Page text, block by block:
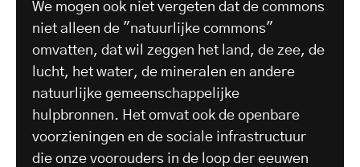
We mogen ook niet vergeten dat de commons
niet alleen de "natuurlijke commons"
omvatten, dat wil zeggen het land, de zee, de
lucht, het water, de mineralen en andere
natuurlijke gemeenschappelijke
hulpbronnen. Het omvat ook de openbare
voorzieningen en de sociale infrastructuur
die onze voorouders in de loop der eeuwen